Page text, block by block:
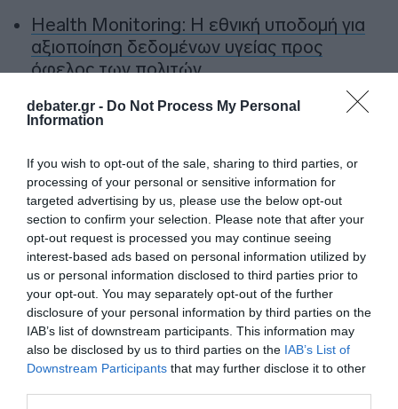
debater.gr - Do Not Process My Personal
Information
If you wish to opt-out of the sale, sharing to third parties, or
processing of your personal or sensitive information for
targeted advertising by us, please use the below opt-out
section to confirm your selection. Please note that after your
opt-out request is processed you may continue seeing
interest-based ads based on personal information utilized by
us or personal information disclosed to third parties prior to
your opt-out. You may separately opt-out of the further
disclosure of your personal information by third parties on the
IAB’s list of downstream participants. This information may
also be disclosed by us to third parties on the IAB’s List of
Downstream Participants that may further disclose it to other
Health Monitoring: Η εθνική υποδομή για
αξιοποίηση δεδομένων υγείας προς
όφελος των πολιτών
ΠΑΣΟΚ: “Τα επιχειρήματα και οι πίνακες
του κ. Σκέρτσου διαρκούν μέχρι τα
Τσίπρας: Στις 2 Σεπτεμβρίου η παρουσίαση
του οικονομικού προγράμματος της ΕΛ.Α.Σ.
στη Θεσσαλονίκη
Παλαιό Φάληρο: Συνελήφθη 49χρονος ως
μέλος της εγκληματικής οργάνωσης του
“Έντικ” – Κατηγορείται για εκβιασμούς και
ξυλοδαρμούς επιχειρηματιών